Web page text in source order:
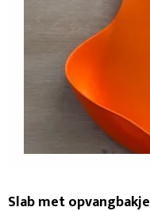
Slab met opvangbakje